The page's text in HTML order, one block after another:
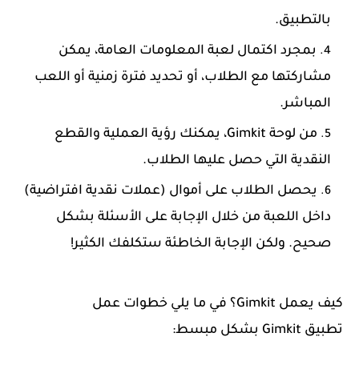
بالتطبيق.
بمجرد اكتمال لعبة المعلومات العامة، يمكن
مشاركتها مع الطلاب، أو تحديد فترة زمنية أو اللعب
المباشر.
من لوحة Gimkit، يمكنك رؤية العملية والقطع
النقدية التي حصل عليها الطلاب.
يحصل الطلاب على أموال (عملات نقدية افتراضية)
داخل اللعبة من خلال الإجابة على الأسئلة بشكل
صحيح. ولكن الإجابة الخاطئة ستكلفك الكثير!
كيف يعمل Gimkit؟ في ما يلي خطوات عمل
تطبيق Gimkit بشكل مبسط: